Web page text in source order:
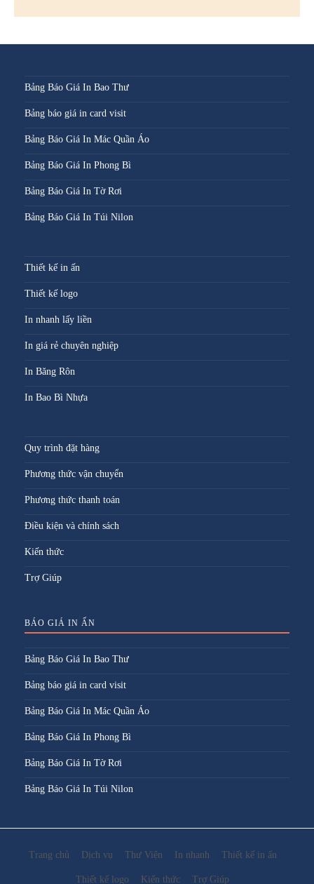
Bảng Báo Giá In Bao Thư
Bảng báo giá in card visit
Bảng Báo Giá In Mác Quần Áo
Bảng Báo Giá In Phong Bì
Bảng Báo Giá In Tờ Rơi
Bảng Báo Giá In Túi Nilon
Thiết kế in ấn
Thiết kế logo
In nhanh lấy liền
In giá rẻ chuyên nghiệp
In Băng Rôn
In Bao Bì Nhựa
Quy trình đặt hàng
Phương thức vận chuyển
Phương thức thanh toán
Điều kiện và chính sách
Kiến thức
Trợ Giúp
BÁO GIÁ IN ẤN
Bảng Báo Giá In Bao Thư
Bảng báo giá in card visit
Bảng Báo Giá In Mác Quần Áo
Bảng Báo Giá In Phong Bì
Bảng Báo Giá In Tờ Rơi
Bảng Báo Giá In Túi Nilon
Trang chủ Dịch vụ Thư Viện In nhanh Thiết kế in ấn
Thiết kế logo Kiến thức Trợ Giúp